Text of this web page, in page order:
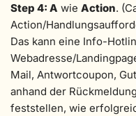
Step 4: A wie Action.
Action/
Das kann eine Info-
Webadresse/
Mail, Antwortcoupon,
anhand der
feststellen, wie